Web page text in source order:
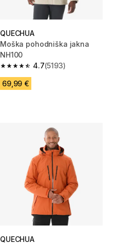
QUECHUA
Moška pohodniška jakna
NH100
4.7
4.7 od 5 zvezdic from 5193 ocene
(5193)
69,99 €
QUECHUA